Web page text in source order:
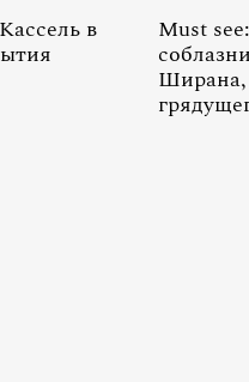
в Must
Ширана,